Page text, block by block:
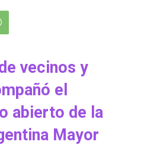
vecinos y
el
abierto de la
Mayor